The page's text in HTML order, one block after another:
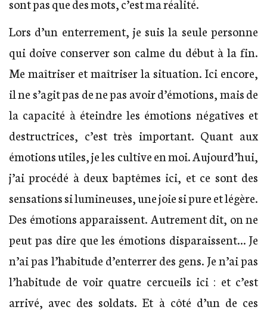
Lors d’un enterrement, je suis la seule personne
qui doive conserver son calme du début à la fin.
Me maîtriser et maîtriser la situation. Ici encore,
il ne s’agit pas de ne pas avoir d’émotions, mais de
la capacité à éteindre les émotions négatives et
destructrices, c’est très important. Quant aux
émotions utiles, je les cultive en moi. Aujourd’hui,
j’ai procédé à deux baptêmes ici, et ce sont des
sensations si lumineuses, une joie si pure et légère.
Des émotions apparaissent. Autrement dit, on ne
peut pas dire que les émotions disparaissent… Je
n’ai pas l’habitude d’enterrer des gens. Je n’ai pas
l’habitude de voir quatre cercueils ici : et c’est
arrivé, avec des soldats. Et à côté d’un de ces